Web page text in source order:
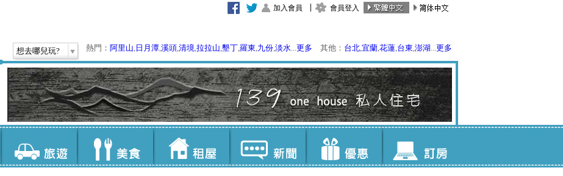
加入會員 會員登入
想去哪兒玩? 熱門： 阿里山, 日月潭,溪頭,清境,拉拉山,墾丁,羅東,九份,淡水...更多 其他： 台北,宜蘭,花蓮,台東,澎湖...更多